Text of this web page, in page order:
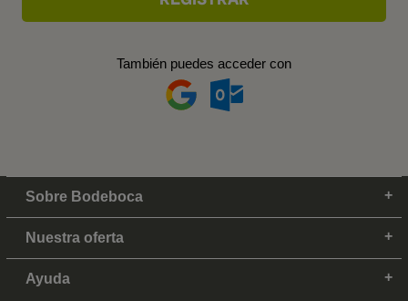
También puedes acceder con
Sobre Bodeboca
Nuestra oferta
Ayuda